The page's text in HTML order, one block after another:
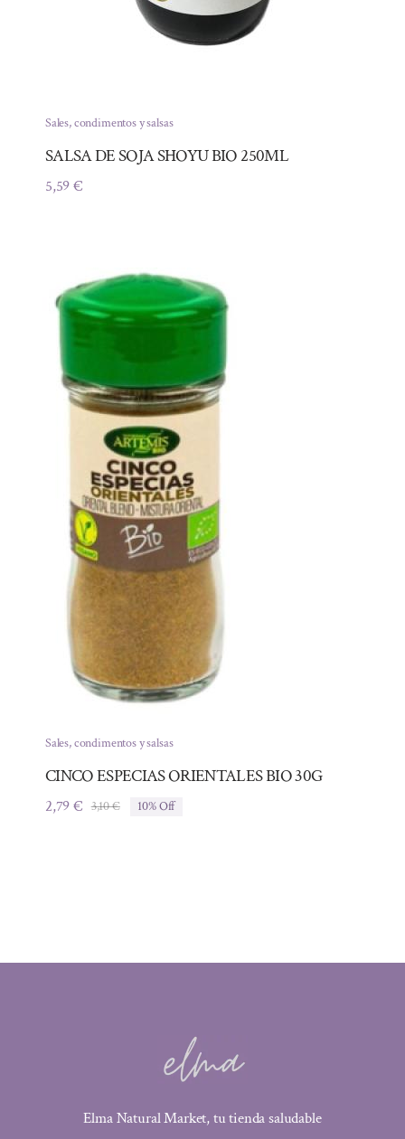
Sales, condimentos y salsas
SALSA DE SOJA SHOYU BIO 250ML
5,59€
Sales, condimentos y salsas
CINCO ESPECIAS ORIENTALES BIO 30G
3,10€El
2,79€
El
10% Off
Elma Natural Market, tu tienda saludable